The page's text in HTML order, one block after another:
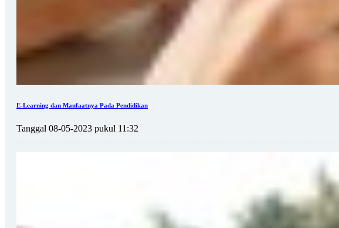
E-Learning dan Manfaatnya Pada Pendidikan
Tanggal 08-05-2023 pukul 11:32